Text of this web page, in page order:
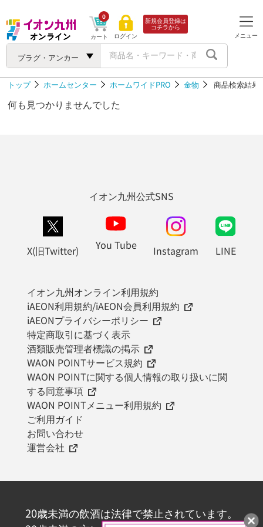
プラグ・アンカー
カート
0
ログイン
新規会員登録は
コチラから
メニュー
トップ ホームセンター ホームワイドPRO 金物 商品検索結果
何も見つかりませんでした
イオン九州公式SNS
X(旧Twitter) You Tube Instagram LINE
イオン九州オンライン利用規約
iAEON利用規約/iAEON会員利用規約
iAEONプライバシーポリシー
特定商取引に基づく表示
酒類販売管理者標識の掲示
WAON POINTサービス規約
WAON POINTに関する個人情報の取り扱いに関
する同意事項
WAON POINTメニュー利用規約
ご利用ガイド
お問い合わせ
運営会社
20歳未満の飲酒は法律で禁止されています。